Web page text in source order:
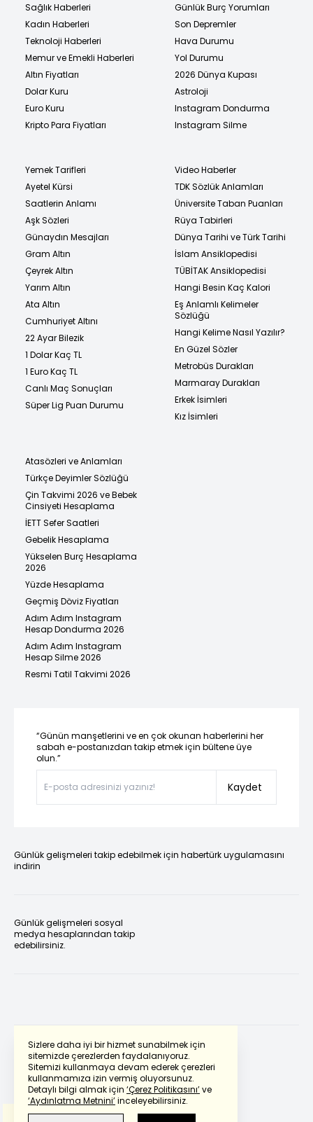
Sizlere daha iyi bir hizmet sunabilmek için
sitemizde çerezlerden faydalanıyoruz.
Sitemizi kullanmaya devam ederek çerezleri
kullanmamıza izin vermiş oluyorsunuz.
Detaylı bilgi almak için ‘Çerez Politikasını’ve
‘Aydınlatma Metnini’inceleyebilirsiniz.
Sağlık Haberleri
Kadın Haberleri
Teknoloji Haberleri
Memur ve Emekli Haberleri
Altın Fiyatları
Dolar Kuru
Euro Kuru
Kripto Para Fiyatları
Günlük Burç Yorumları
Son Depremler
Hava Durumu
Yol Durumu
2026 Dünya Kupası
Astroloji
Instagram Dondurma
Instagram Silme
Yemek Tarifleri
Ayetel Kürsi
Saatlerin Anlamı
Aşk Sözleri
Günaydın Mesajları
Gram Altın
Çeyrek Altın
Yarım Altın
Ata Altın
Cumhuriyet Altını
22 Ayar Bilezik
1 Dolar Kaç TL
1 Euro Kaç TL
Canlı Maç Sonuçları
Süper Lig Puan Durumu
Video Haberler
TDK Sözlük Anlamları
Üniversite Taban Puanları
Rüya Tabirleri
Dünya Tarihi ve Türk Tarihi
İslam Ansiklopedisi
TÜBİTAK Ansiklopedisi
Hangi Besin Kaç Kalori
Eş Anlamlı Kelimeler
Sözlüğü
Hangi Kelime Nasıl Yazılır?
En Güzel Sözler
Metrobüs Durakları
Marmaray Durakları
Erkek İsimleri
Kız İsimleri
Atasözleri ve Anlamları
Türkçe Deyimler Sözlüğü
Çin Takvimi 2026 ve Bebek
Cinsiyeti Hesaplama
İETT Sefer Saatleri
Gebelik Hesaplama
Yükselen Burç Hesaplama
2026
Yüzde Hesaplama
Geçmiş Döviz Fiyatları
Adım Adım Instagram
Hesap Dondurma 2026
Adım Adım Instagram
Hesap Silme 2026
Resmi Tatil Takvimi 2026
“Günün manşetlerini ve en çok okunan haberlerini her
sabah e-postanızdan takip etmek için bültene üye
olun.”
Kaydet
Günlük gelişmeleri takip edebilmek için habertürk uygulamasını
indirin
Günlük gelişmeleri sosyal
medya hesaplarından takip
edebilirsiniz.
Powered by Translate
Bu çevirideGoogle Transletekullanılmıştır.